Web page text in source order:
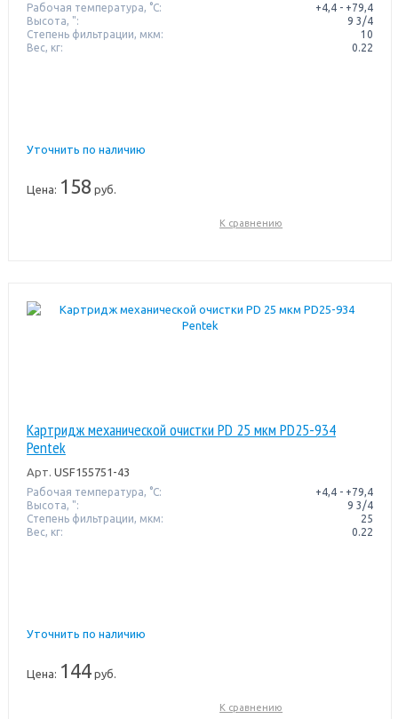
Рабочая температура, °C:
+4,4 - +79,4
Высота, ":
9 3/4
Степень фильтрации, мкм:
10
Вес, кг:
0.22
Уточнить по наличию
Цена: 158 руб.
К сравнению
Картридж механической очистки PD 25 мкм PD25-934
Pentek
Арт. USF155751-43
Рабочая температура, °C:
+4,4 - +79,4
Высота, ":
9 3/4
Степень фильтрации, мкм:
25
Вес, кг:
0.22
Уточнить по наличию
Цена: 144руб.
К сравнению